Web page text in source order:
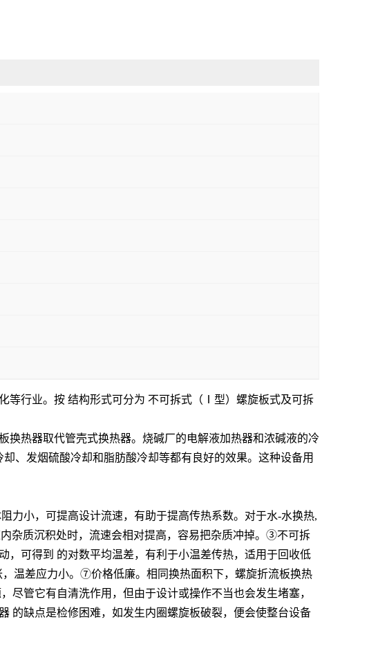
等行业。按 结构形式可分为 不可拆式（Ⅰ型）螺旋板式及可拆
换热器取代管壳式换热器。烧碱厂的电解液加热器和浓碱液的冷
、发烟硫酸冷却和脂肪酸冷却等都有良好的效果。这种设备用
力小，可提高设计流速，有助于提高传热系数。对于水-水换热,
杂质沉积处时，流速会相对提高，容易把杂质冲掉。③不可拆
可得到 的对数平均温差，有利于小温差传热，适用于回收低
温差应力小。⑦价格低廉。相同换热面积下，螺旋折流板换热
尽管它有自清洗作用，但由于设计或操作不当也会发生堵塞，
的缺点是检修困难，如发生内圈螺旋板破裂，便会使整台设备